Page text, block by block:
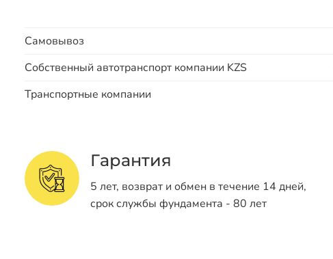
Самовывоз
Собственный автотранспорт компании KZS
Транспортные компании
Гарантия
5 лет, возврат и обмен в течение 14 дней,
срок службы фундамента - 80 лет